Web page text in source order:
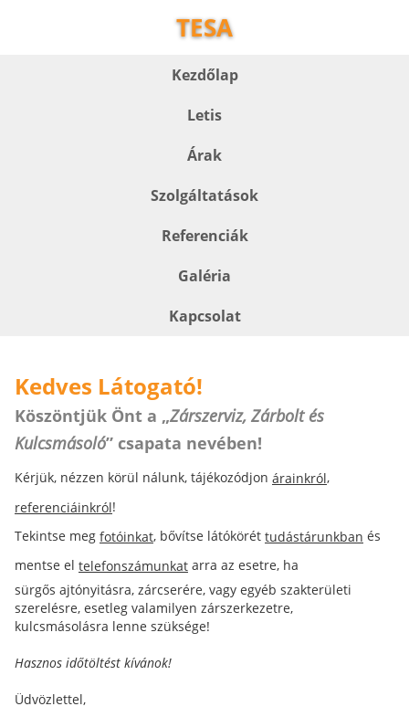
TESA
Kezdőlap
Letis
Árak
Szolgáltatások
Referenciák
Galéria
Kapcsolat
Kedves Látogató!
Köszöntjük Önt a „Zárszerviz, Zárbolt és
Kulcsmásoló” csapata nevében!
Kérjük, nézzen körül nálunk, tájékozódjon árainkról,
referenciáinkról!
Tekintse meg fotóinkat, bővítse látókörét tudástárunkban és
mentse el telefonszámunkat arra az esetre, ha
sürgős ajtónyitásra, zárcserére, vagy egyéb szakterületi
szerelésre, esetleg valamilyen zárszerkezetre,
kulcsmásolásra lenne szüksége!
Hasznos időtöltést kívánok!
Üdvözlettel,